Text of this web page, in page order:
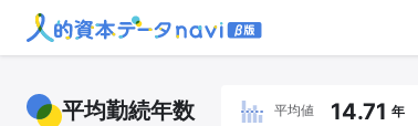
平均勤続年数 平均値 14.71 年